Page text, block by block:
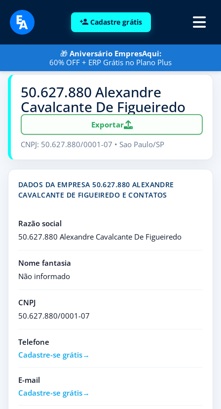
Cadastre grátis
🎁 Aniversário EmpresAqui:
60% OFF + ERP Grátis no Plano Plus
50.627.880 Alexandre
Cavalcante De Figueiredo
Exportar
CNPJ: 50.627.880/0001-07 • Sao Paulo/SP
DADOS DA EMPRESA 50.627.880 ALEXANDRE
CAVALCANTE DE FIGUEIREDO E CONTATOS
Razão social
50.627.880 Alexandre Cavalcante De Figueiredo
Nome fantasia
Não informado
CNPJ
50.627.880/0001-07
Telefone
Cadastre-se grátis
E-mail
Cadastre-se grátis